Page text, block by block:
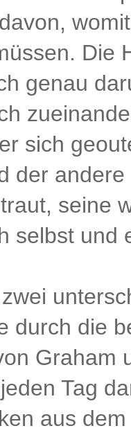
Die
genau
sich
der
seine
selbst und
durch die
Graham
Tag
aus